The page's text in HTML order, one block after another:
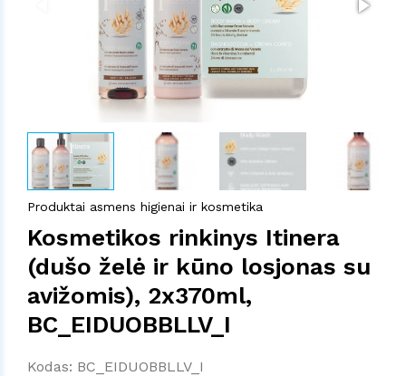
Produktai asmens higienai ir kosmetika
Kosmetikos rinkinys Itinera
(dušo želė ir kūno losjonas su
avižomis), 2x370ml,
BC_EIDUOBBLLV_I
Kodas: BC_EIDUOBBLLV_I